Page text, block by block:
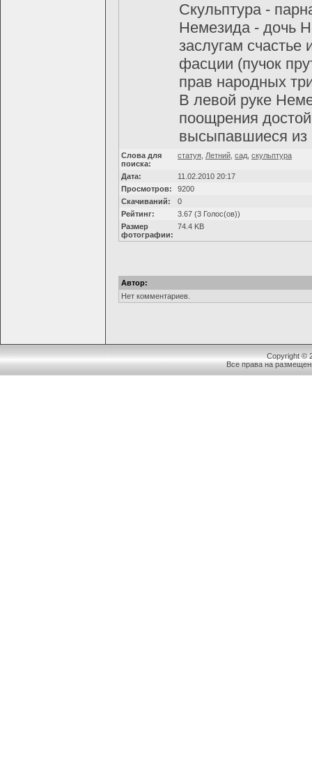
Скульптура -
Немезида - дочь
заслугам
фасции (пучок
прав народных
В левой руке
поощрения
высыпавшиеся из
Слова для
поиска:
статуя Летний сад скульптура
Дата:
11.02.2010 20:17
Просмотров:
9200
Скачиваний:
0
Рейтинг:
3.67 (3 Голос(ов))
Размер
фотографии:
74.4 KB
Автор:
Нет комментариев.
Copyright ©
Все права на